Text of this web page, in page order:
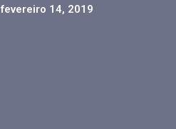
fevereiro 14, 2019